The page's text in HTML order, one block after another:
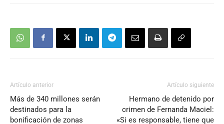
Artículo anterior
Más de 340 millones serán
destinados para la
bonificación de zonas
Artículo siguiente
Hermano de detenido por
crimen de Fernanda Maciel:
«Si es responsable, tiene que